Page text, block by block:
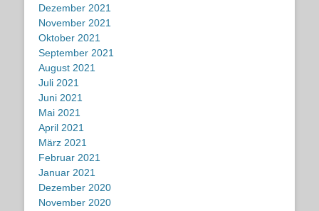
Dezember 2021
November 2021
Oktober 2021
September 2021
August 2021
Juli 2021
Juni 2021
Mai 2021
April 2021
März 2021
Februar 2021
Januar 2021
Dezember 2020
November 2020